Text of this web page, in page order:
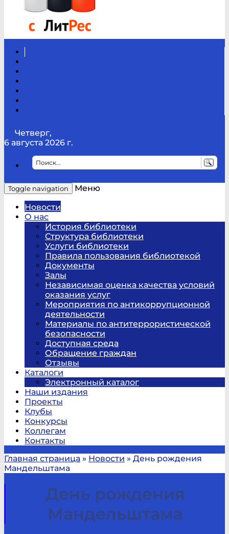
Четверг,
6 августа 2026 г.
Toggle navigation
Меню
Новости
О нас
История библиотеки
Структура библиотеки
Услуги библиотеки
Правила пользования библиотекой
Документы
Залы
Независимая оценка качества условий
оказания услуг
Мероприятия по антикоррупционной
деятельности
Материалы по антитеррористической
безопасности
Доступная среда
Обращение граждан
Отзывы
Каталоги
Электронный каталог
Наши издания
Проекты
Клубы
Конкурсы
Коллегам
Контакты
Главная страница » Новости » День рождения
Мандельштама
День рождения
Мандельштама